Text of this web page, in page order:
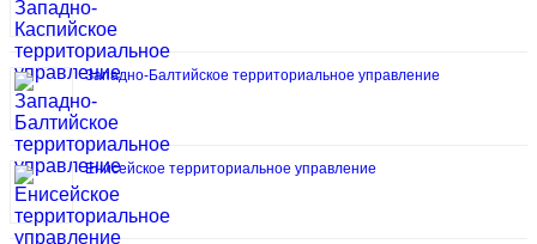
Западно-Балтийское территориальное управление
Енисейское территориальное управление